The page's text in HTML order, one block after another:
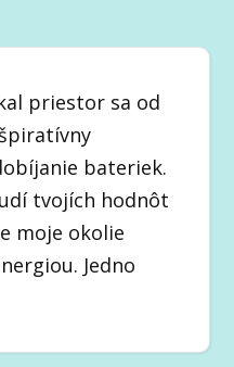
priestor sa od
bateriek.
tvojích hodnôt
moje okolie
Jedno